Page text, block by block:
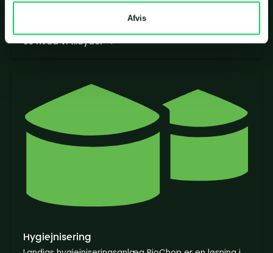
Afvis
Landias chopperpumper er fleksible og slidstærke
pumper som bruges til at pumpe forskellige former
Se hvad vi tilbyder
Hygiejnisering